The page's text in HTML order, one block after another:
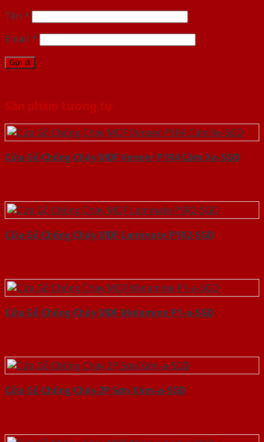
Tên *
Email *
Sản phẩm tương tự
Cửa Gỗ Chống Cháy MDF Veneer P1R4 Căm Xe-SGD
Cửa Gỗ Chống Cháy MDF Laminate P1R2-SGD
Cửa Gỗ Chống Cháy MDF Melamine P1-a-SGD
Cửa Gỗ Chống Cháy 2P Sơn Xám-a-SGD